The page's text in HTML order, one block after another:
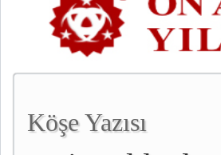
Köşe Yazısı